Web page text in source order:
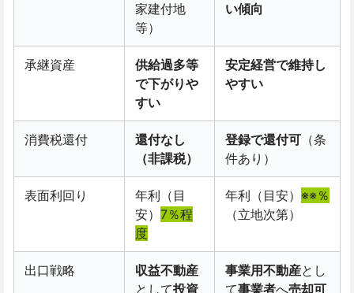
家建付地
等）
い傾向
承継資産
供給過多等
で下がりや
すい
安定経営で維持し
やすい
消費税還付
還付なし
（非課税）
登録で還付可（条
件あり）
表面利回り
年利（目
安） 7％程
度
年利（目安） ※※％
（立地次第）
出口戦略
収益不動産
として投資
事業用不動産とし
て事業者へ売却可